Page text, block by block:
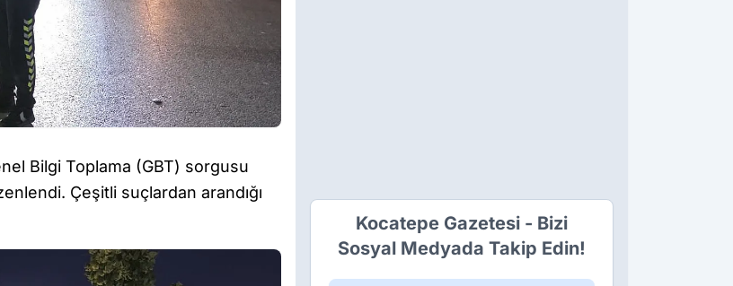
Bilgi Toplama (GBT) sorgusu
Çeşitli suçlardan arandığı
Kocatepe Gazetesi - Bizi
Sosyal Medyada Takip Edin!